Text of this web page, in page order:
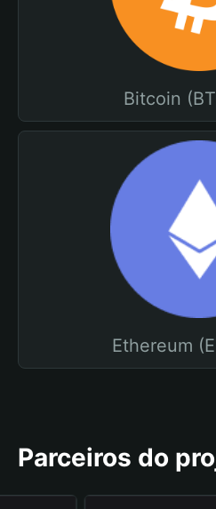
Bitcoin
Ethereum
Parceiros do